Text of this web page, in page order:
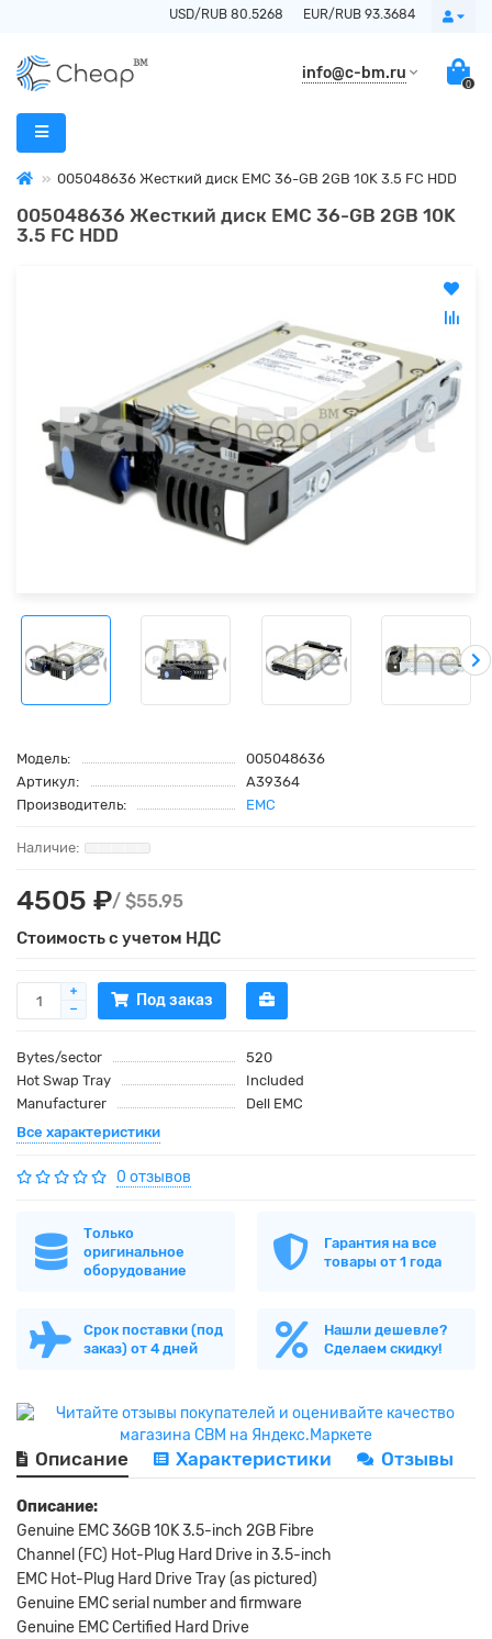
USD/RUB 80.5268 EUR/RUB 93.3684
info@c-bm.ru
0
005048636 Жесткий диск EMC 36-GB 2GB 10K 3.5 FC HDD
005048636 Жесткий диск EMC 36-GB 2GB 10K
3.5 FC HDD
Модель:
005048636
Артикул:
A39364
Производитель:
EMC
4505 ₽/ $55.95
Стоимость с учетом НДС
Под заказ
Bytes/sector
520
Hot Swap Tray
Included
Manufacturer
Dell EMC
Все характеристики
0 отзывов
Только
оригинальное
оборудование
Гарантия на все
товары от 1 года
Срок поставки (под
заказ) от 4 дней
Нашли дешевле?
Сделаем скидку!
Описание Характеристики Отзывы
Описание:
Genuine EMC 36GB 10K 3.5-inch 2GB Fibre
Channel (FC) Hot-Plug Hard Drive in 3.5-inch
EMC Hot-Plug Hard Drive Tray (as pictured)
Genuine EMC serial number and firmware
Genuine EMC Certified Hard Drive